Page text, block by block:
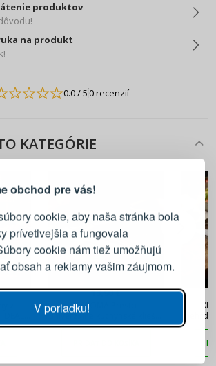
obchod pre vás!
cookie, aby naša stránka bola
prívetivejšia a fungovala
cookie nám tiež umožňujú
obsah a reklamy vašim záujmom.
V poriadku!
produktov
na produkt
0.0/ 50 recenzií
KATEGÓRIE
XL 23
13,90 €
TESCOMA Presto -
univerzálne kuchynské kliešte
z nehrdzavejúcej ocele
REGISTRÁCIA
sa k svojmu účtu
PRIHLÁSIŤ SA